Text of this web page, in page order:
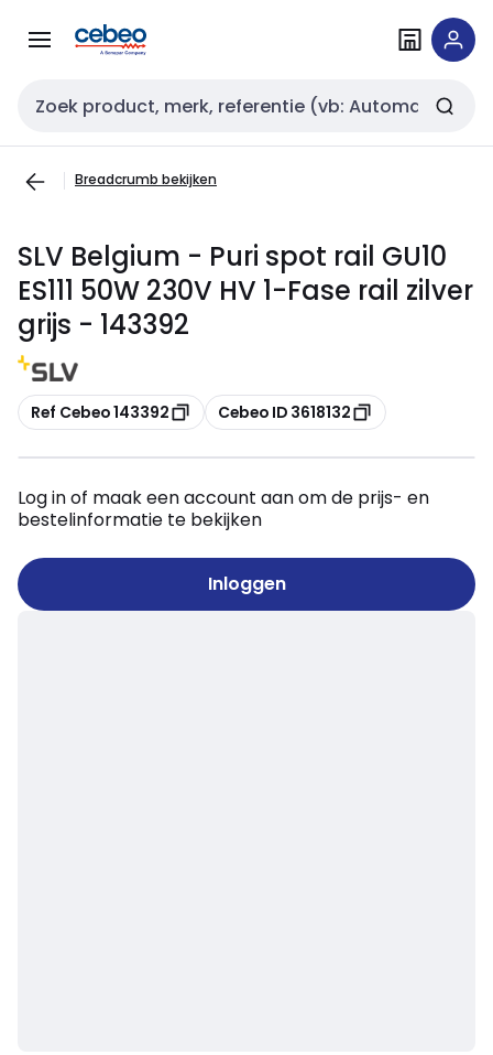
naar
naar
Zoekveld invoer
Breadcrumb bekijken
SLV Belgium - Puri spot rail GU10
ES111 50W 230V HV 1-Fase rail zilver
grijs - 143392
Kopiëren
Ref Cebeo 143392 Kopiëren
Cebeo ID 3618132
Log in of maak een account aan om de prijs- en
bestelinformatie te bekijken
Inloggen